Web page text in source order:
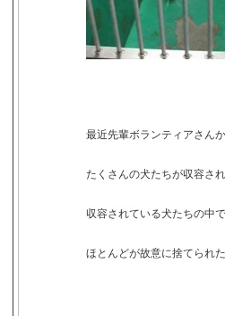
最近先輩ボランティアさん
たくさんの犬たちが収容され
収容されている犬たちの中
ほとんどが故意に捨てられ